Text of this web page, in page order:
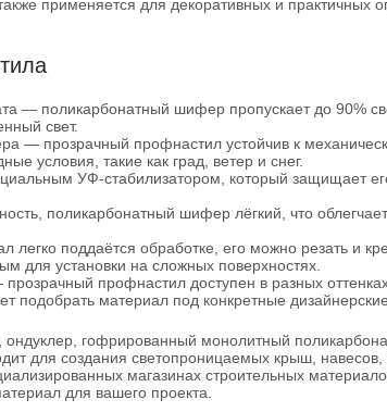
применяется для декоративных и практичных
— поликарбонатный шифер пропускает до 90%
свет.
— прозрачный профнастил устойчив к
условия, такие как град, ветер и снег.
УФ-стабилизатором, который защищает
поликарбонатный шифер лёгкий, что облегчает
легко поддаётся обработке, его можно резать и
для установки на сложных поверхностях.
профнастил доступен в разных
подобрать материал под конкретные
гофрированный монолитный
для создания светопроницаемых крыш, навесов,
магазинах строительных
для вашего проекта.